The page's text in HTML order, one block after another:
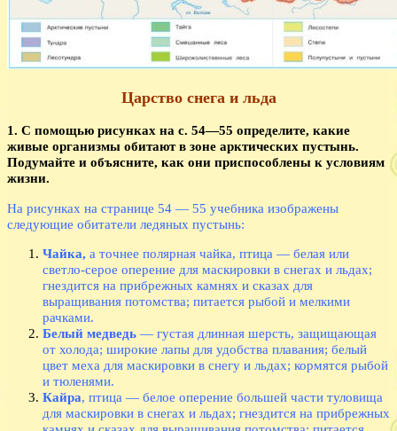
Царство снега и льда
1. С помощью рисунках на с. 54—55 определите, какие
живые организмы обитают в зоне арктических пустынь.
Подумайте и объясните, как они приспособлены к условиям
жизни.
На рисунках на странице 54 — 55 учебника изображены
следующие обитатели ледяных пустынь:
Чайка, а точнее полярная чайка, птица — белая или
светло-серое оперение для маскировки в снегах и льдах;
гнездится на прибрежных камнях и сказах для
выращивания потомства; питается рыбой и мелкими
рачками.
Белый медведь — густая длинная шерсть, защищающая
от холода; широкие лапы для удобства плавания; белый
цвет меха для маскировки в снегу и льдах; кормятся рыбой
и тюленями.
Кайра, птица — белое оперение большей части туловища
для маскировки в снегах и льдах; гнездится на прибрежных